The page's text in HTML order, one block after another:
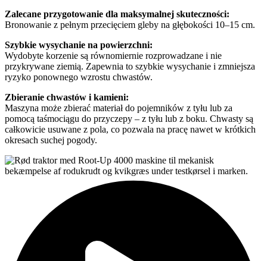
Zalecane przygotowanie dla maksymalnej skuteczności:
Bronowanie z pełnym przecięciem gleby na głębokości 10–15 cm.
Szybkie wysychanie na powierzchni:
Wydobyte korzenie są równomiernie rozprowadzane i nie
przykrywane ziemią. Zapewnia to szybkie wysychanie i zmniejsza
ryzyko ponownego wzrostu chwastów.
Zbieranie chwastów i kamieni:
Maszyna może zbierać materiał do pojemników z tyłu lub za
pomocą taśmociągu do przyczepy – z tyłu lub z boku. Chwasty są
całkowicie usuwane z pola, co pozwala na pracę nawet w krótkich
okresach suchej pogody.